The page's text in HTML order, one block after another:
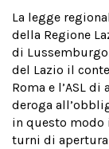
La legge
della Regione
di
del Lazio il
Roma e l’ASL
deroga
in questo modo
turni di